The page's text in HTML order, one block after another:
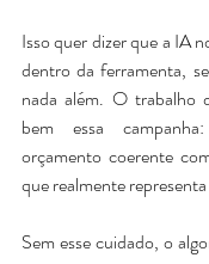
Isso quer dizer que a IA
dentro da ferramenta,
nada além. O trabalho
bem essa
orçamento coerente
que realmente
Sem esse cuidado, o